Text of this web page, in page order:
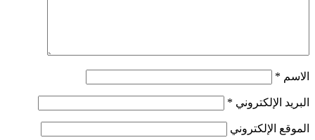
*
الإلكتروني*
الإلكتروني